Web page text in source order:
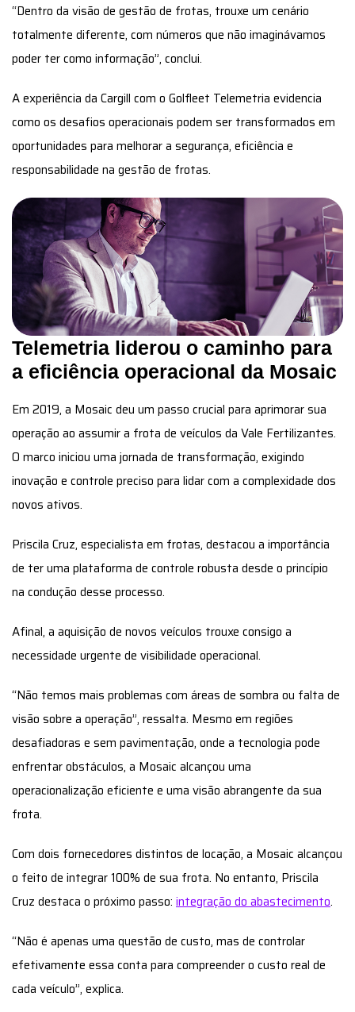
“Dentro da visão de gestão de frotas, trouxe um cenário
totalmente diferente, com números que não imaginávamos
poder ter como informação”, conclui.
A experiência da Cargill com o Golfleet Telemetria evidencia
como os desafios operacionais podem ser transformados em
oportunidades para melhorar a segurança, eficiência e
responsabilidade na gestão de frotas.
Telemetria liderou o caminho para
a eficiência operacional da Mosaic
Em 2019, a Mosaic deu um passo crucial para aprimorar sua
operação ao assumir a frota de veículos da Vale Fertilizantes.
O marco iniciou uma jornada de transformação, exigindo
inovação e controle preciso para lidar com a complexidade dos
novos ativos.
Priscila Cruz, especialista em frotas, destacou a importância
de ter uma plataforma de controle robusta desde o princípio
na condução desse processo.
Afinal, a aquisição de novos veículos trouxe consigo a
necessidade urgente de visibilidade operacional.
“Não temos mais problemas com áreas de sombra ou falta de
visão sobre a operação”, ressalta. Mesmo em regiões
desafiadoras e sem pavimentação, onde a tecnologia pode
enfrentar obstáculos, a Mosaic alcançou uma
operacionalização eficiente e uma visão abrangente da sua
frota.
Com dois fornecedores distintos de locação, a Mosaic alcançou
o feito de integrar 100% de sua frota. No entanto, Priscila
Cruz destaca o próximo passo: integração do abastecimento.
“Não é apenas uma questão de custo, mas de controlar
efetivamente essa conta para compreender o custo real de
cada veículo”, explica.